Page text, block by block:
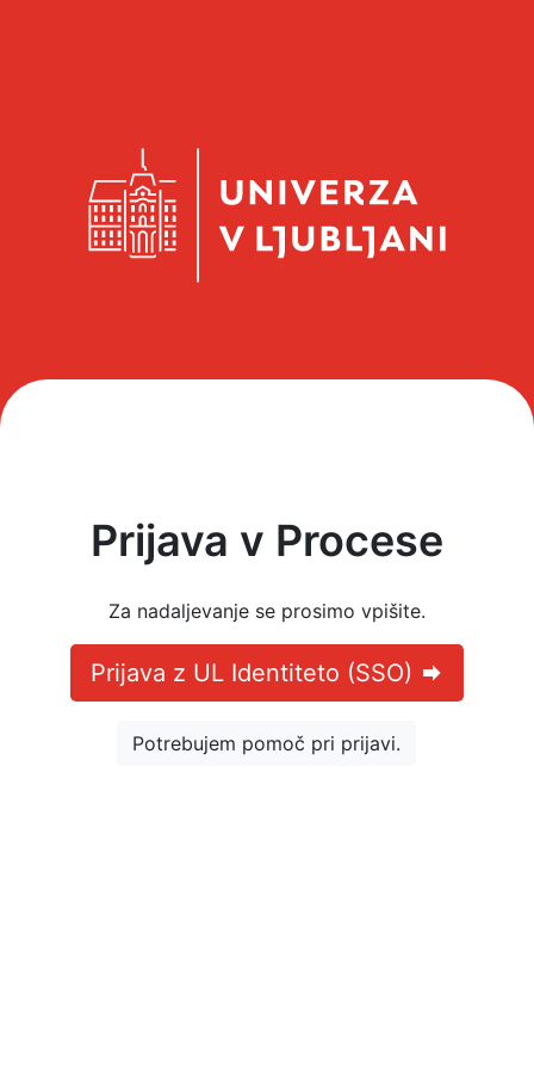
Prijava v Procese
Za nadaljevanje se prosimo vpišite.
Prijava z UL Identiteto (SSO)
Potrebujem pomoč pri prijavi.